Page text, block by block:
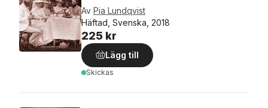
Av Pia Lundqvist
Häftad, Svenska, 2018
225 kr
Lägg till
Skickas